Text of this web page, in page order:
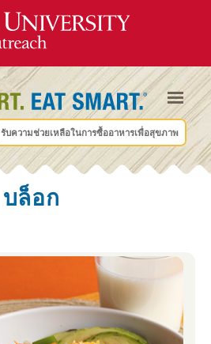
รับความช่วยเหลือในการซื้ออาหารเพื่อสุขภาพ
บล็อก